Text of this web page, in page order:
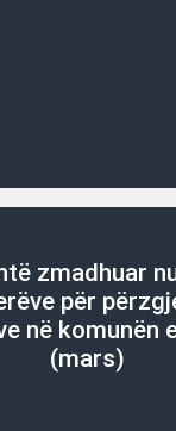
zmadhuar
për
në komunën
(mars)